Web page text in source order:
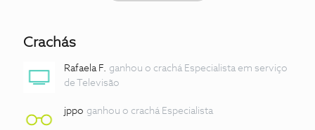
Crachás
Rafaela F. ganhou o crachá Especialista em serviço
de Televisão
jppo ganhou o crachá Especialista